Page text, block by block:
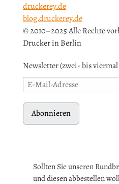
druckerey.de
blog.druckerey.de
© 2010–2025 Alle Rechte
Drucker in Berlin
Newsletter (zwei- bis
Abonnieren
Sollten Sie unseren
und diesen abbestellen